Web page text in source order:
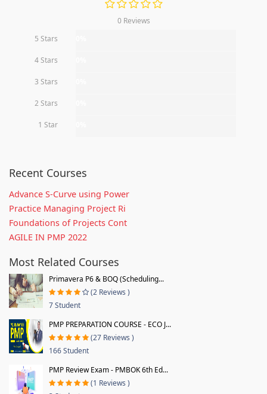
0 Reviews
5 Stars
4 Stars
3 Stars
2 Stars
1 Star
Recent Courses
Advance S-Curve using Power
Practice Managing Project Ri
Foundations of Projects Cont
AGILE IN PMP 2022
Most Related Courses
Primavera P6 & BOQ (Scheduling...
(2 Reviews )
7 Student
PMP PREPARATION COURSE - ECO J...
(27 Reviews )
166 Student
PMP Review Exam - PMBOK 6th Ed...
(1 Reviews )